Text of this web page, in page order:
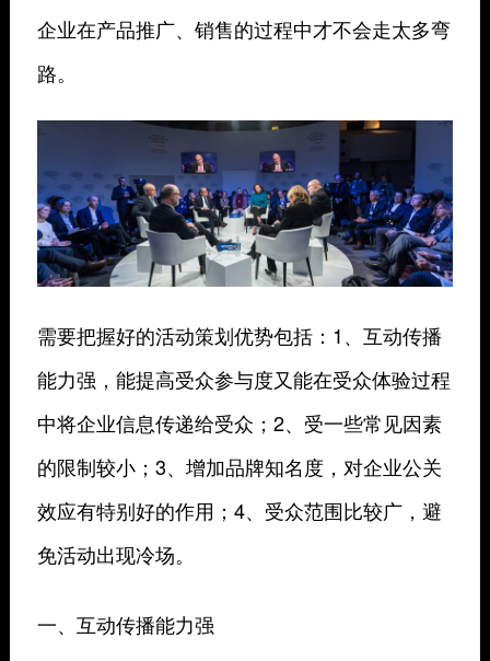
企业在产品推广、销售的过程中才不会走太多弯
路。
需要把握好的活动策划优势包括：1、互动传播
能力强，能提高受众参与度又能在受众体验过程
中将企业信息传递给受众；2、受一些常见因素
的限制较小；3、增加品牌知名度，对企业公关
效应有特别好的作用；4、受众范围比较广，避
免活动出现冷场。
一、互动传播能力强